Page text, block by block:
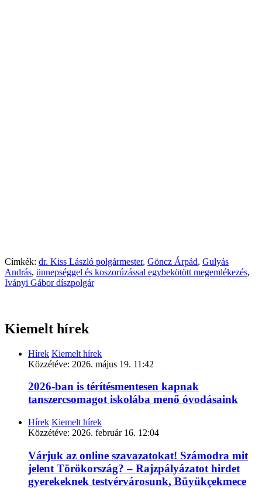
Címkék: dr. Kiss László polgármester, Göncz Árpád, Gulyás
András, ünnepséggel és koszorúzással egybekötött megemlékezés,
Iványi Gábor díszpolgár
Kiemelt hírek
Hírek Kiemelt hírek
Közzétéve: 2026. május 19. 11:42
2026-ban is térítésmentesen kapnak
tanszercsomagot iskolába menő óvodásaink
Hírek Kiemelt hírek
Közzétéve: 2026. február 16. 12:04
Várjuk az online szavazatokat! Számodra mit
jelent Törökország? – Rajzpályázatot hirdet
gyerekeknek testvérvárosunk, Büyükçekmece